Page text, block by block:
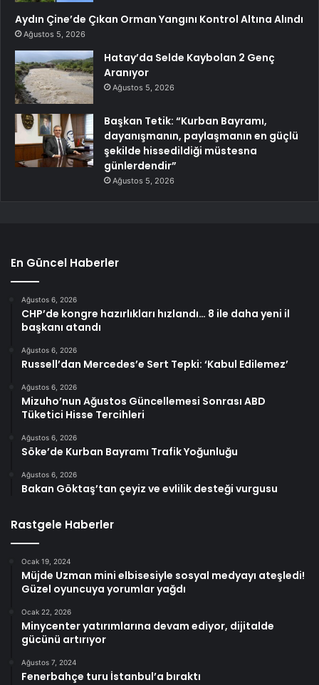
Aydın Çine’de Çıkan Orman Yangını Kontrol Altına Alındı
Ağustos 5, 2026
Hatay’da Selde Kaybolan 2 Genç
Aranıyor
Ağustos 5, 2026
Başkan Tetik: “Kurban Bayramı,
dayanışmanın, paylaşmanın en güçlü
şekilde hissedildiği müstesna
günlerdendir”
Ağustos 5, 2026
En Güncel Haberler
Ağustos 6, 2026
CHP’de kongre hazırlıkları hızlandı… 8 ile daha yeni il
başkanı atandı
Ağustos 6, 2026
Russell’dan Mercedes’e Sert Tepki: ‘Kabul Edilemez’
Ağustos 6, 2026
Mizuho’nun Ağustos Güncellemesi Sonrası ABD
Tüketici Hisse Tercihleri
Ağustos 6, 2026
Söke’de Kurban Bayramı Trafik Yoğunluğu
Ağustos 6, 2026
Bakan Göktaş’tan çeyiz ve evlilik desteği vurgusu
Rastgele Haberler
Ocak 19, 2024
Müjde Uzman mini elbisesiyle sosyal medyayı ateşledi!
Güzel oyuncuya yorumlar yağdı
Ocak 22, 2026
Minycenter yatırımlarına devam ediyor, dijitalde
gücünü artırıyor
Ağustos 7, 2024
Fenerbahçe turu İstanbul’a bıraktı